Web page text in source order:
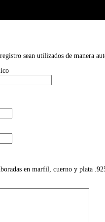
registro sean utilizados de manera
en marfil, cuerno y plata